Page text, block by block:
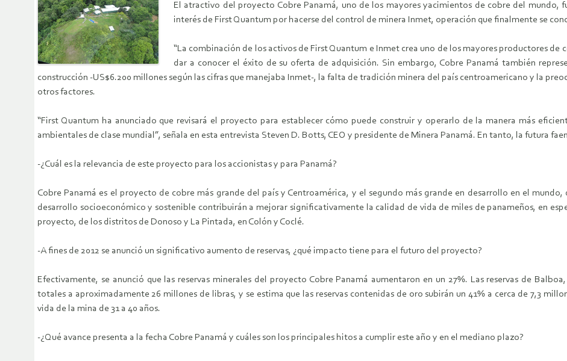
El atractivo del proyecto Cobre Panamá, uno de los mayores yacimientos de cobre del mundo,
interés de First Quantum por hacerse del control de minera Inmet, operación que finalmente se
“La combinación de los activos de First Quantum e Inmet crea uno de los mayores productores de
dar a conocer el éxito de su oferta de adquisición. Sin embargo, Cobre Panamá también
construcción -US$6.200 millones según las cifras que manejaba Inmet-, la falta de tradición minera del país centroamericano y la
otros factores.
“First Quantum ha anunciado que revisará el proyecto para establecer cómo puede construir y operarlo de la manera más
ambientales de clase mundial”, señala en esta entrevista Steven D. Botts, CEO y presidente de Minera Panamá. En tanto, la futura
-¿Cuál es la relevancia de este proyecto para los accionistas y para Panamá?
Cobre Panamá es el proyecto de cobre más grande del país y Centroamérica, y el segundo más grande en desarrollo en el
desarrollo socioeconómico y sostenible contribuirán a mejorar significativamente la calidad de vida de miles de panameños, en
proyecto, de los distritos de Donoso y La Pintada, en Colón y Coclé.
-A fines de 2012 se anunció un significativo aumento de reservas, ¿qué impacto tiene para el futuro del proyecto?
Efectivamente, se anunció que las reservas minerales del proyecto Cobre Panamá aumentaron en un 27%. Las reservas de
totales a aproximadamente 26 millones de libras, y se estima que las reservas contenidas de oro subirán un 41% a cerca de 7,3
vida de la mina de 31 a 40 años.
-¿Qué avance presenta a la fecha Cobre Panamá y cuáles son los principales hitos a cumplir este año y en el mediano plazo?